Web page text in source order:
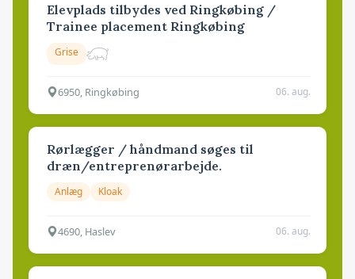
Elevplads tilbydes ved Ringkøbing /
Trainee placement Ringkøbing
Grise
6950, Ringkøbing 06. aug.
Rørlægger / håndmand søges til
dræn/entreprenørarbejde.
Anlæg Kloak
4690, Haslev 06. aug.